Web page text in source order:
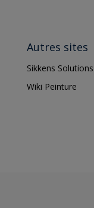
Autres sites
Sikkens Solutions
Wiki Peinture